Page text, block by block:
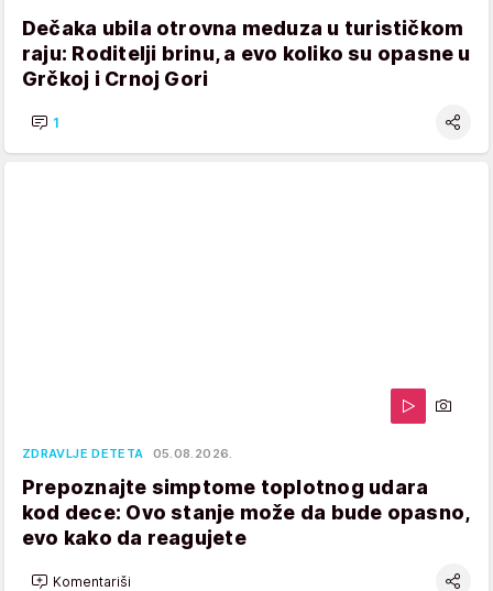
Dečaka ubila otrovna meduza u turističkom
raju: Roditelji brinu, a evo koliko su opasne u
Grčkoj i Crnoj Gori
1
ZDRAVLJE DETETA 05.08.2026.
Prepoznajte simptome toplotnog udara
kod dece: Ovo stanje može da bude opasno,
evo kako da reagujete
Komentariši